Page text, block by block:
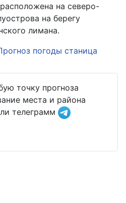
на северо-
на берегу
лимана.
погоды станица
точку прогноза
места и района
телеграмм